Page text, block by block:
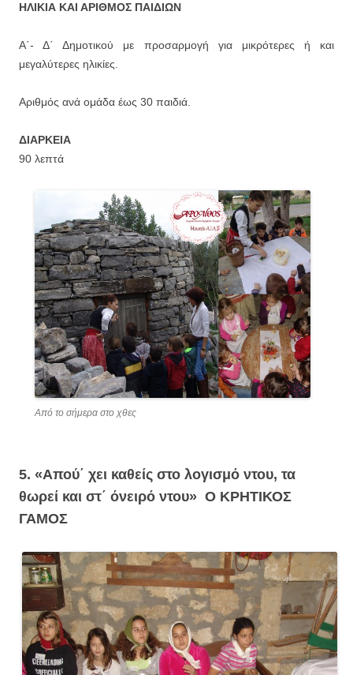
ΗΛΙΚΙΑ ΚΑΙ ΑΡΙΘΜΟΣ ΠΑΙΔΙΩΝ
Α΄- Δ΄ Δημοτικού με προσαρμογή για μικρότερες ή και
μεγαλύτερες ηλικίες.
Αριθμός ανά ομάδα έως 30 παιδιά.
ΔΙΑΡΚΕΙΑ
90 λεπτά
Από το σήμερα στο χθες
5. «Απού΄ χει καθείς στο λογισμό ντου, τα
θωρεί και στ΄ όνειρό ντου» Ο ΚΡΗΤΙΚΟΣ
ΓΑΜΟΣ